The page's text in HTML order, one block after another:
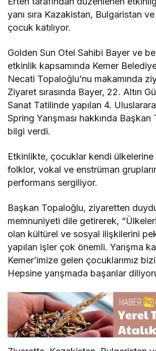
yanı sıra Kazakistan, Bulgaristan
çocuk katılıyor.
Golden Sun Otel Sahibi Bayer ve
etkinlik kapsamında Kemer
Necati Topaloğlu’nu makamında
Ziyaret sırasında Bayer, 22. Altın
Sanat Tatilinde yapılan 4.
Spring Yarışması hakkında Başkan
bilgi verdi.
Etkinlikte, çocuklar kendi ülkelerine
folklor, vokal ve enstrüman
performans sergiliyor.
Başkan Topaloğlu, ziyaretten
memnuniyeti dile getirerek,
olan kültürel ve sosyal ilişkilerini
yapılan işler çok önemli. Yarışma
Kemer’imize gelen çocuklarımız
Hepsine yarışmada başarılar